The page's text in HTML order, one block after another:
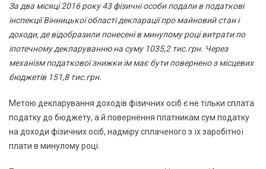
За два місяці 2016 року 43 фізичні особи подали в податкові
інспекції Вінницької області декларації про майновий стан і
доходи, де відобразили понесені в минулому році витрати по
іпотечному декларуванню на суму 1035,2 тис.грн. Через
механізм податкової знижки їм має бути повернено з місцевих
бюджетів 151,8 тис.грн.
Метою декларування доходів фізичних осіб є не тільки сплата
податку до бюджету, а й повернення платникам сум податку
на доходи фізичних осіб, надміру сплаченого з їх заробітної
плати в минулому році.